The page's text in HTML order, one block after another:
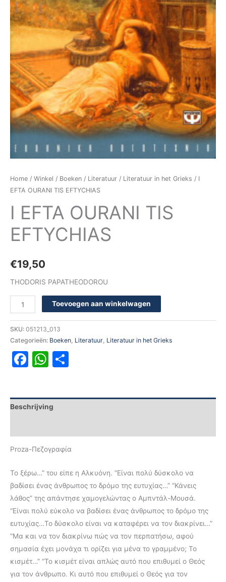
Home / Winkel / Boeken / Literatuur / Literatuur in het Grieks / I
EFTA OURANI TIS EFTYCHIAS
I EFTA OURANI TIS
EFTYCHIAS
€19,50
THODORIS PAPATHEODOROU
Toevoegen aan winkelwagen
SKU: 051213_013
Categorieën: Boeken Literatuur Literatuur in het Grieks
Facebook
WhatsApp
Beschrijving
Proza-Πεζογραφία
Το ξέρω…” του είπε η Αλκυόνη. “Είναι πολύ δύσκολο να
βαδίσει ένας άνθρωπος το δρόμο της ευτυχίας…” “Κάνεις
λάθος” της απάντησε χαμογελώντας ο Αμπντάλ-Μουσά.
“Είναι πολύ εύκολο να βαδίσει ένας άνθρωπος το δρόμο της
ευτυχίας…Το δύσκολο είναι να καταφέρει να τον διακρίνει…”
“Μα και να τον διακρίνω πώς να τον περπατήσω, αφού
σημασία έχει μονάχα τι ορίζει για μένα το γραμμένο; Το
κισμέτ…” “Το κισμέτ είναι απλώς αυτό που επιθυμεί ο Θεός
για τον άνθρωπο. Κι αυτό που επιθυμεί ο Θεός για τον